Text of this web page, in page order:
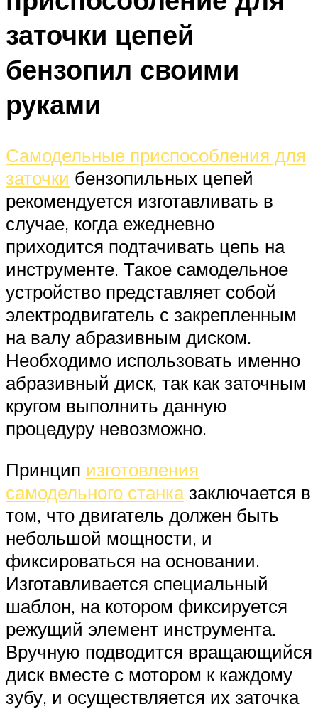
заточки цепей
бензопил своими
руками
Самодельные приспособления для
заточки бензопильных цепей
рекомендуется изготавливать в
случае, когда ежедневно
приходится подтачивать цепь на
инструменте. Такое самодельное
устройство представляет собой
электродвигатель с закрепленным
на валу абразивным диском.
Необходимо использовать именно
абразивный диск, так как заточным
кругом выполнить данную
процедуру невозможно.
Принцип изготовления
самодельного станказаключается в
том, что двигатель должен быть
небольшой мощности, и
фиксироваться на основании.
Изготавливается специальный
шаблон, на котором фиксируется
режущий элемент инструмента.
Вручную подводится вращающийся
диск вместе с мотором к каждому
зубу, и осуществляется их заточка